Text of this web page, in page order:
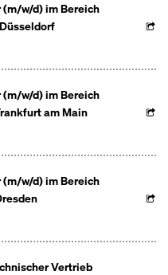
w/d) im Bereich
w/d) im Bereich
am Main
w/d) im Bereich
Vertrieb